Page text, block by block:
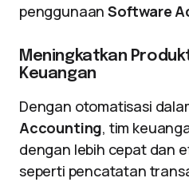
penggunaanSoftware
Meningkatkan
Keuangan
Dengan otomatisasi
Accounting, tim
dengan lebih cepat dan
seperti pencatatan